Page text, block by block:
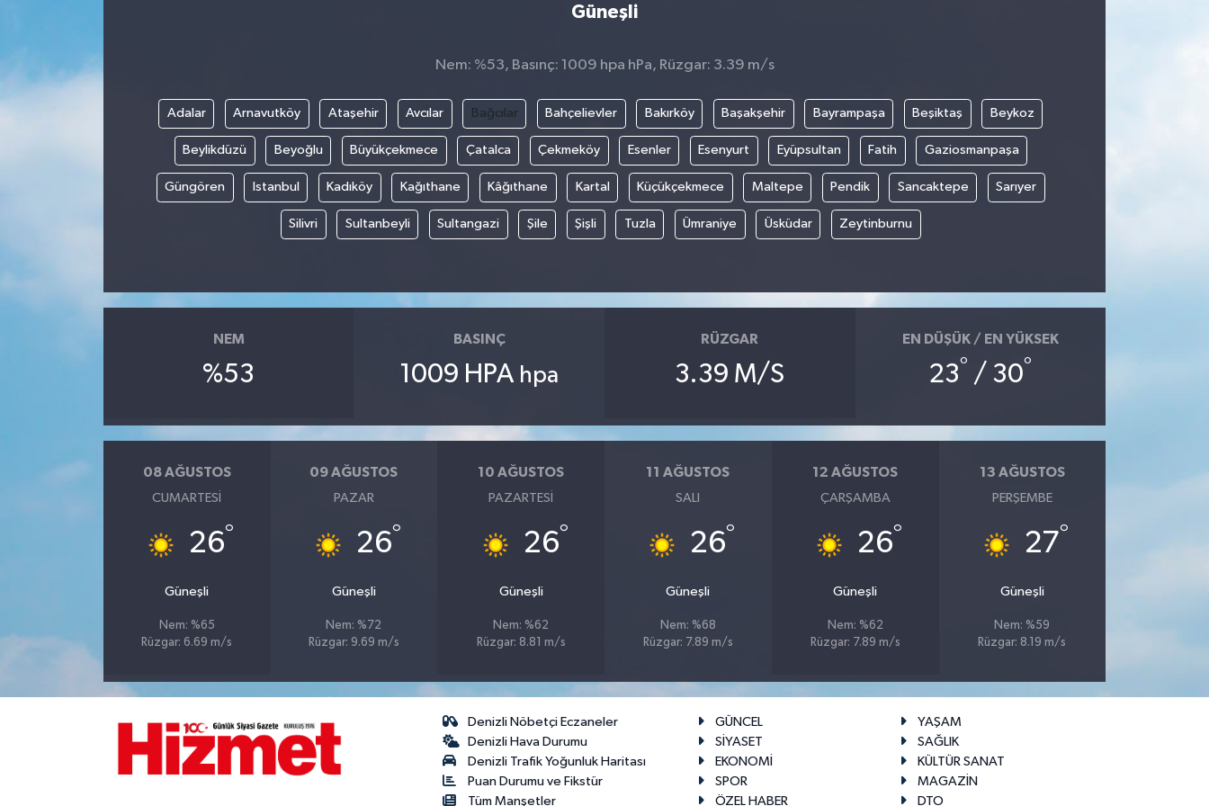
Güneşli
Nem: %53, Basınç: 1009 hpa hPa, Rüzgar: 3.39 m/s
Adalar Arnavutköy Ataşehir Avcılar Bağcılar Bahçelievler Bakırköy Başakşehir Bayrampaşa Beşiktaş Beykoz
Beylikdüzü Beyoğlu Büyükçekmece Çatalca Çekmeköy Esenler Esenyurt Eyüpsultan Fatih Gaziosmanpaşa
Güngören Istanbul Kadıköy Kağıthane Kâğıthane Kartal Küçükçekmece Maltepe Pendik Sancaktepe Sarıyer
Silivri Sultanbeyli Sultangazi Şile Şişli Tuzla Ümraniye Üsküdar Zeytinburnu
NEM
%53
BASINÇ
1009 HPA hpa
RÜZGAR
3.39 M/S
EN DÜŞÜK / EN YÜKSEK
23° / 30°
08 AĞUSTOS
CUMARTESI
26°
Güneşli
Nem: %65
Rüzgar: 6.69 m/s
09 AĞUSTOS
PAZAR
26°
Güneşli
Nem: %72
Rüzgar: 9.69 m/s
10 AĞUSTOS
PAZARTESI
26°
Güneşli
Nem: %62
Rüzgar: 8.81 m/s
11 AĞUSTOS
SALI
26°
Güneşli
Nem: %68
Rüzgar: 7.89 m/s
12 AĞUSTOS
ÇARŞAMBA
26°
Güneşli
Nem: %62
Rüzgar: 7.89 m/s
13 AĞUSTOS
PERŞEMBE
27°
Güneşli
Nem: %59
Rüzgar: 8.19 m/s
Denizli Nöbetçi Eczaneler
Denizli Hava Durumu
Denizli Trafik Yoğunluk Haritası
Puan Durumu ve Fikstür
Tüm Manşetler
GÜNCEL
YAŞAM
SİYASET
SAĞLIK
EKONOMİ
KÜLTÜR SANAT
SPOR
MAGAZİN
ÖZEL HABER
DTO
DTO
RESMİ REKLAM